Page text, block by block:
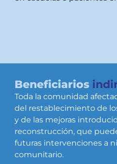
Beneficiarios
Toda la comunidad
del restablecimiento de
y de las mejoras
reconstrucción, que
futuras intervenciones a
comunitario.